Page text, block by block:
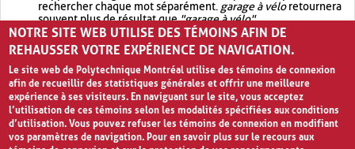
rechercher chaque mot séparément. garage à véloretournera
souvent plus de résultat que"garage à vélo".
Envisagez d'élargir votre recherche avec OR.garage OR vélo
retournera souvent plus de résultat quegarage à vélo
NOTRE SITE WEB UTILISE DES TÉMOINS AFIN DE
REHAUSSER VOTRE EXPÉRIENCE DE NAVIGATION.
Le site web de Polytechnique Montréal utilise des témoins de connexion
afin de recueillir des statistiques générales et offrir une meilleure
expérience à ses visiteurs. En naviguant sur le site, vous acceptez
l’utilisation de ces témoins selon les modalités spécifiées aux conditions
d’utilisation. Vous pouvez refuser les témoins de connexion en modifiant
vos paramètres de navigation. Pour en savoir plus sur le recours aux